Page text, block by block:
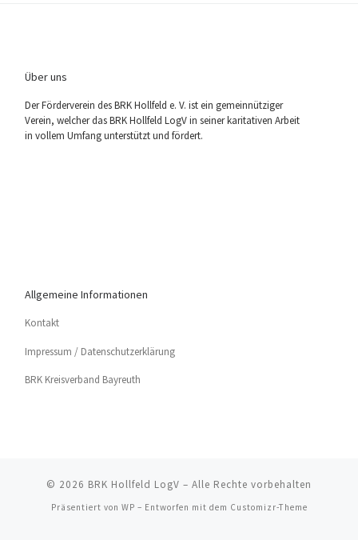
Über uns
Der För­der­ver­ein des BRK Holl­feld e. V. ist ein gemein­nüt­zi­ger
Ver­ein, wel­cher das BRK Holl­feld LogV in sei­ner kari­ta­ti­ven Arbeit
in vol­lem Umfang unter­stützt und fördert.
Allgemeine Informationen
Kon­takt
Impres­sum / Datenschutzerklärung
BRK Kreis­ver­band Bayreuth
© 2026 BRK Hollfeld LogV – Alle Rechte vorbehalten
Präsentiert von WP – Entworfen mit dem Customizr-Theme